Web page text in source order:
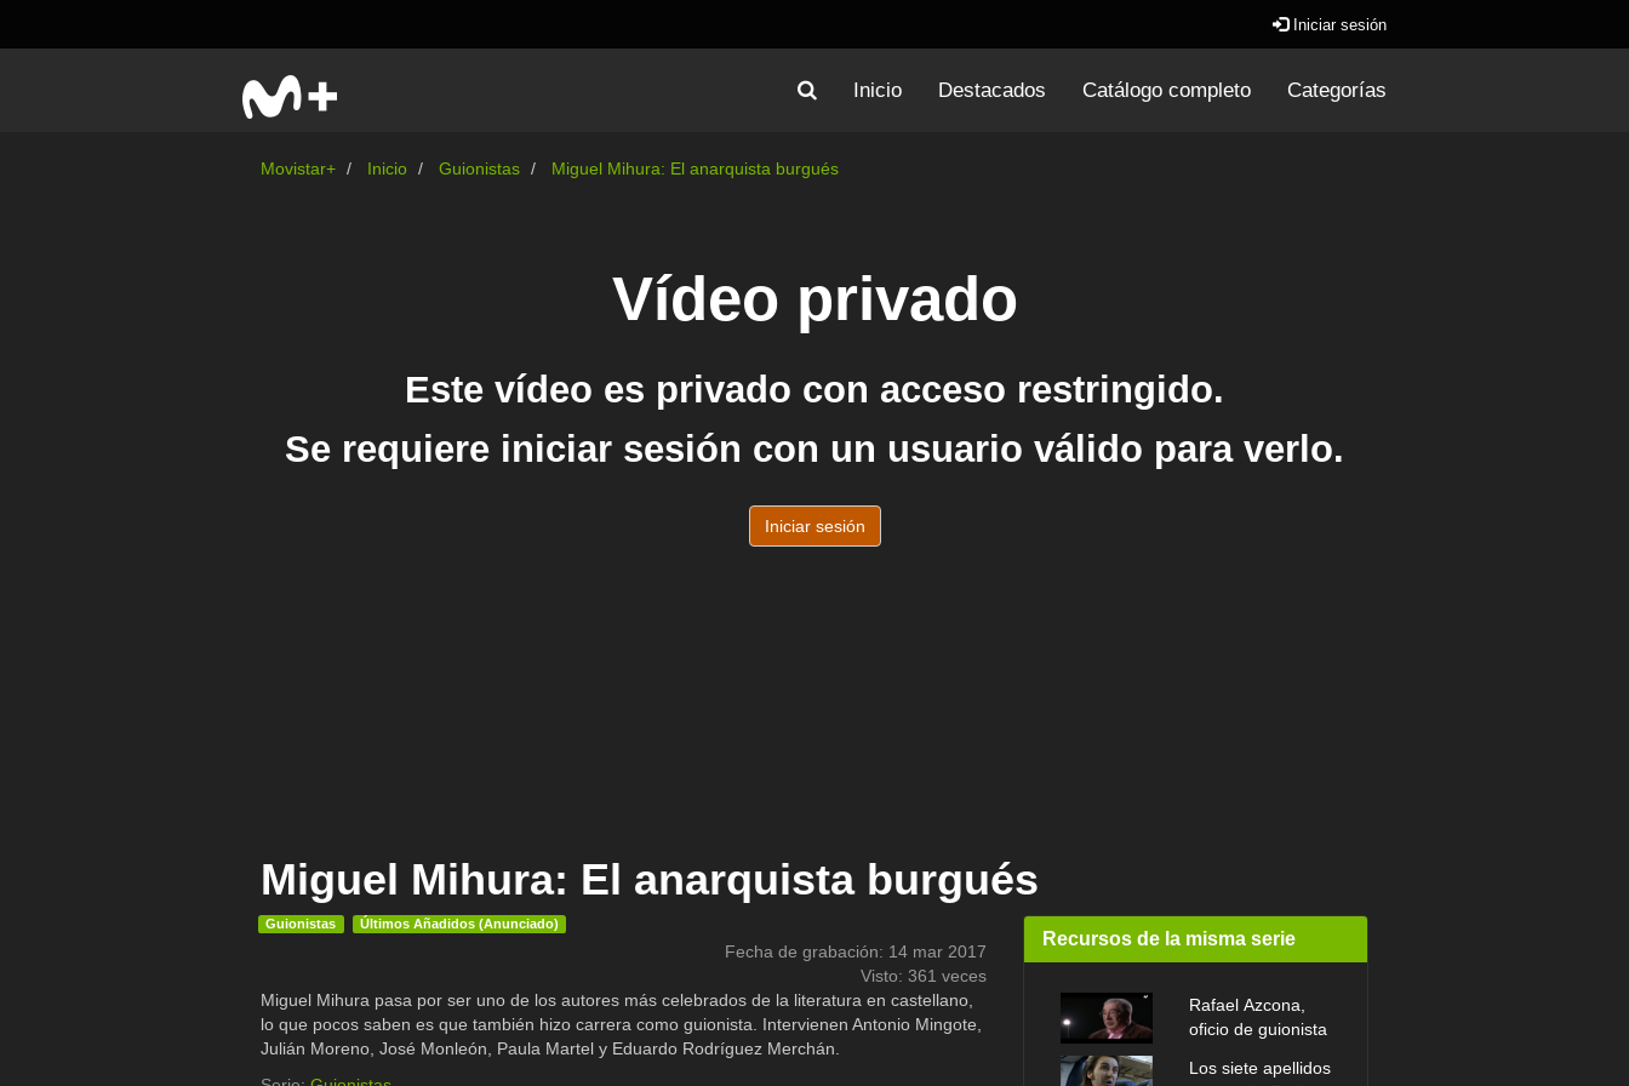
Iniciar sesión
Inicio Destacados Catálogo completo Categorías
Movistar+ Inicio Guionistas Miguel Mihura: El anarquista burgués
Miguel Mihura: El anarquista burgués
Guionistas Últimos Añadidos (Anunciado)
Fecha de grabación: 14 mar 2017
Visto: 361 veces
Miguel Mihura pasa por ser uno de los autores más celebrados de la literatura en castellano,
lo que pocos saben es que también hizo carrera como guionista. Intervienen Antonio Mingote,
Julián Moreno, José Monleón, Paula Martel y Eduardo Rodríguez Merchán.
Recursos de la misma serie
Rafael Azcona,
oficio de guionista
Los siete apellidos